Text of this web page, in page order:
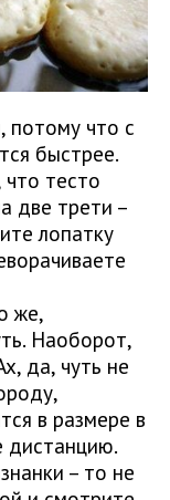
потому что с
быстрее.
тесто
две трети –
лопатку
же,
Наоборот,
да, чуть не
в размере в
дистанцию.
– то не